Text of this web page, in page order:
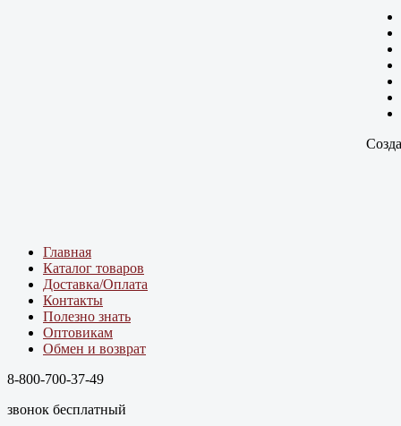
Главная
Каталог товаров
Доставка/Оплата
Контакты
Полезно знать
Оптовикам
Обмен и возврат
8-800-700-37-49
звонок бесплатный